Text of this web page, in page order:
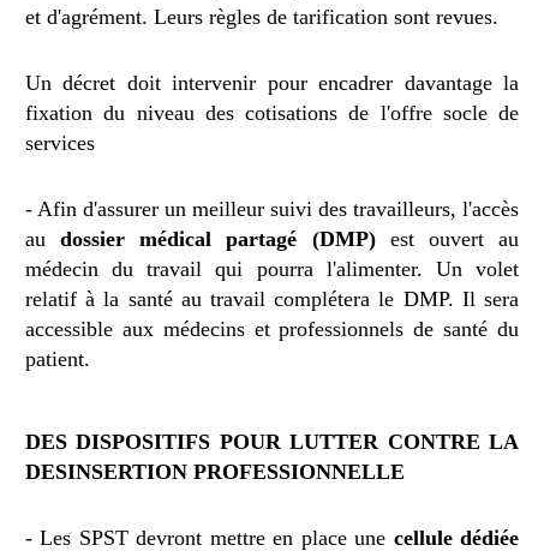
et d'agrément. Leurs règles de tarification sont revues.
Un décret doit intervenir pour encadrer davantage la
fixation du niveau des cotisations de l'offre socle de
services
- Afin d'assurer un meilleur suivi des travailleurs, l'accès
au
dossier médical partagé (DMP)
est ouvert au
médecin du travail qui pourra l'alimenter. Un volet
relatif à la santé au travail complétera le DMP. Il sera
accessible aux médecins et professionnels de santé du
patient.
DES DISPOSITIFS POUR LUTTER CONTRE LA
DESINSERTION PROFESSIONNELLE
- Les SPST devront mettre en place une cellule dédiée